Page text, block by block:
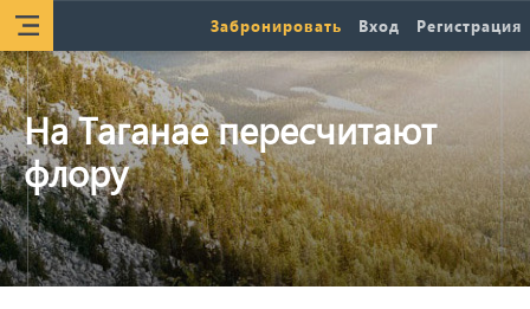
Забронировать Вход Регистрация
На Таганае пересчитают
флору